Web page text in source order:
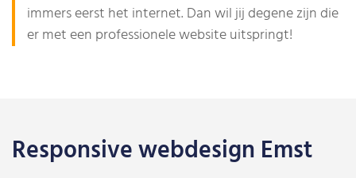
immers eerst het internet. Dan wil jij degene zijn die
er met een professionele website uitspringt!
Responsive webdesign Emst